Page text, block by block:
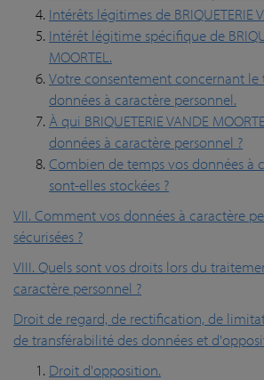
Intérêts légitimes de BRIQUETERIE
Intérêt légitime spécifique de
MOORTEL.
Votre consentement concernant
données à caractère personnel.
À qui BRIQUETERIE VANDE
données à caractère personnel ?
Combien de temps vos données à
sont-elles stockées ?
VII. Comment vos données à caractère
sécurisées ?
VIII. Quels sont vos droits lors du
caractère personnel ?
Droit de regard, de rectification, de
de transférabilité des données et
Droit d'opposition.